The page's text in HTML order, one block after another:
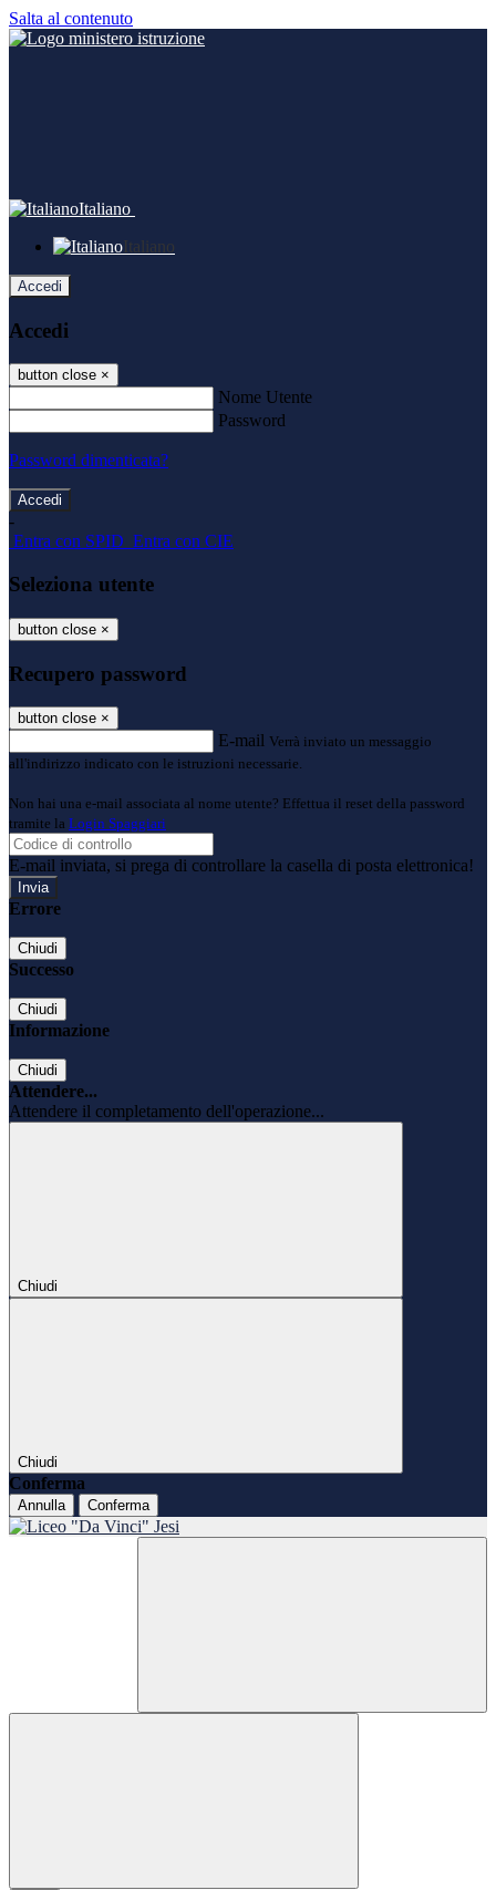
Salta al contenuto
Italiano
Italiano
Accedi
Accedi
button close ×
Nome Utente
Password
Password dimenticata?
-
Entra con SPID Entra con CIE
Seleziona utente
button close ×
Recupero password
button close ×
E-mail Verrà inviato un messaggio
all'indirizzo indicato con le istruzioni necessarie.
Non hai una e-mail associata al nome utente? Effettua il reset della password
tramite la Login Spaggiari
E-mail inviata, si prega di controllare la casella di posta elettronica!
Errore
Chiudi
Successo
Chiudi
Informazione
Chiudi
Attendere...
Attendere il completamento dell'operazione...
Chiudi
Chiudi
Conferma
Annulla Conferma